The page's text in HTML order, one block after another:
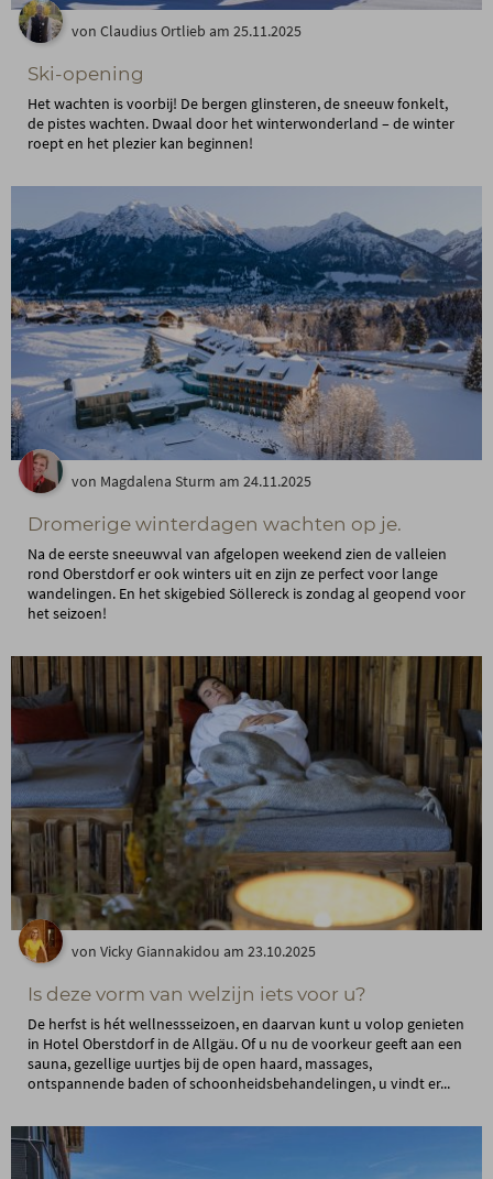
von Claudius Ortlieb am 25.11.2025
Ski-opening
Het wachten is voorbij! De bergen glinsteren, de sneeuw fonkelt,
de pistes wachten. Dwaal door het winterwonderland – de winter
roept en het plezier kan beginnen!
von Magdalena Sturm am 24.11.2025
Dromerige winterdagen wachten op je.
Na de eerste sneeuwval van afgelopen weekend zien de valleien
rond Oberstdorf er ook winters uit en zijn ze perfect voor lange
wandelingen. En het skigebied Söllereck is zondag al geopend voor
het seizoen!
von Vicky Giannakidou am 23.10.2025
Is deze vorm van welzijn iets voor u?
De herfst is hét wellnessseizoen, en daarvan kunt u volop genieten
in Hotel Oberstdorf in de Allgäu. Of u nu de voorkeur geeft aan een
sauna, gezellige uurtjes bij de open haard, massages,
ontspannende baden of schoonheidsbehandelingen, u vindt er...